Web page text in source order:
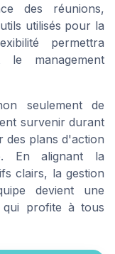
des réunions,
utilisés pour la
permettra
le management
seulement de
survenir durant
des plans d'action
En alignant la
clairs, la gestion
devient une
qui profite à tous